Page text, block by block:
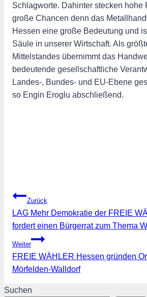
Schlagworte. Dahinter stecken hohe
große Chancen denn das
Hessen eine große Bedeutung und
Säule in unserer Wirtschaft. Als
Mittelstandes übernimmt das
bedeutende gesellschaftliche
Landes-, Bundes- und EU-Ebene
so Engin Eroglu abschließend.
Beitragsnavigation
Zurück
LAG Mehr Demokratie der FREIE
fordert einen Bürgerrat zum Thema
Weiter
FREIE WÄHLER Hessen gründen
Mörfelden-Walldorf
Suchen